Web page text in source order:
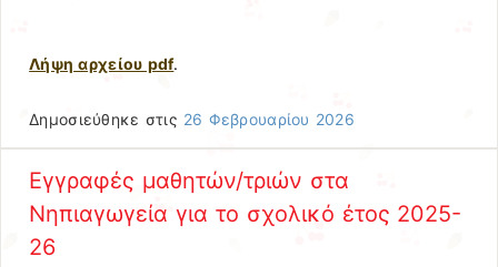
Λήψη αρχείου pdf.
Δημοσιεύθηκε στις 26 Φεβρουαρίου 2026
Εγγραφές μαθητών/τριών στα
Νηπιαγωγεία για το σχολικό έτος 2025-
26